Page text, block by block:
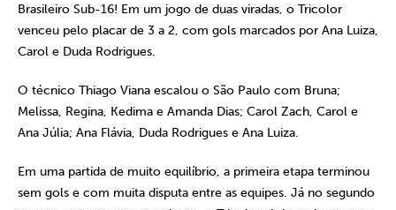
Brasileiro Sub-16! Em um jogo de duas viradas, o Tricolor
venceu pelo placar de 3 a 2, com gols marcados por Ana Luiza,
Carol e Duda Rodrigues.
O técnico Thiago Viana escalou o São Paulo com Bruna;
Melissa, Regina, Kedima e Amanda Dias; Carol Zach, Carol e
Ana Júlia; Ana Flávia, Duda Rodrigues e Ana Luiza.
Em uma partida de muito equilíbrio, a primeira etapa terminou
sem gols e com muita disputa entre as equipes. Já no segundo